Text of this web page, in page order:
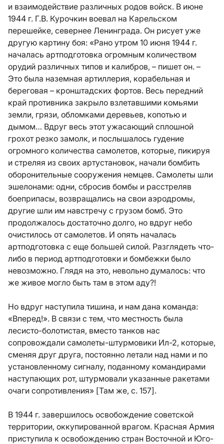
и взаимодействие различных родов войск. В июне
1944 г. Г.В. Курочкин воевал на Карельском
перешейке, севернее Ленинграда. Он рисует уже
другую картину боя: «Рано утром 10 июня 1944 г.
началась артподготовка огромным количеством
орудий различных типов и калибров, – пишет он. –
Это была наземная артиллерия, корабельная и
береговая – кронштадских фортов. Весь передний
край противника закрыло взлетавшими комьями
земли, грязи, обломками деревьев, копотью и
дымом… Вдруг весь этот ужасающий сплошной
грохот резко замолк, и послышалось гудение
огромного количества самолетов, которые, пикируя
и стреляя из своих артустановок, начали бомбить
оборонительные сооружения немцев. Самолеты шли
эшелонами: одни, сбросив бомбы и расстреляв
боеприпасы, возвращались на свои аэродромы,
другие шли им навстречу с грузом бомб. Это
продолжалось достаточно долго, но вдруг небо
очистилось от самолетов. И опять началась
артподготовка с еще большей силой. Разглядеть что-
либо в период артподготовки и бомбежки было
невозможно. Глядя на это, невольно думалось: что
же живое могло быть там в этом аду?!
Но вдруг наступила тишина, и нам дана команда:
«Вперед!». В связи с тем, что местность была
лесисто-болотистая, вместо танков нас
сопровождали самолеты-штурмовики Ил-2, которые,
сменяя друг друга, постоянно летали над нами и по
установленному сигналу, поданному командирами
наступающих рот, штурмовали указанные ракетами
очаги сопротивления» [Там же, с. 157].
В 1944 г. завершилось освобождение советской
территории, оккупированной врагом. Красная Армия
приступила к освобождению стран Восточной и Юго-